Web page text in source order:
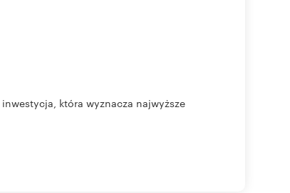
która wyznacza najwyższe